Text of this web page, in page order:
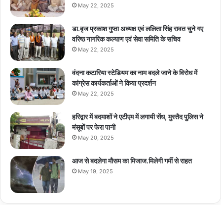
May 22, 2025
डा.बृज प्रकाश गुप्ता अध्यक्ष एवं ललिता सिंह रावत चुने गए
वरिष्ठ नागरिक कल्याण एवं सेवा समिति के सचिव
May 22, 2025
वंदना कटारिया स्टेडियम का नाम बदले जाने के विरोध में
कांग्रेस कार्यकर्ताओं ने किया प्रदर्शन
May 22, 2025
हरिद्वार में बदमाशों ने एटीएम में लगायी सेंध, मुस्तैद पुलिस ने
मंसूबों पर फेरा पानी
May 20, 2025
आज से बदलेगा मौसम का मिजाज.मिलेगी गर्मी से राहत
May 19, 2025